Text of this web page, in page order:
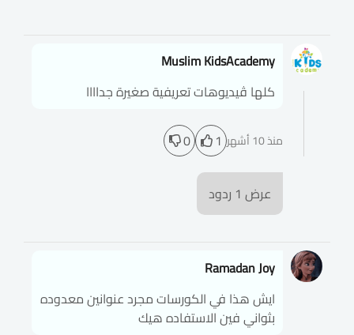
Muslim KidsAcademy
كلها ڤيديوهات تعريفية صغيرة جداااا
منذ 10 أشهر 1
0
عرض 1 ردود
Ramadan Joy
ايش هذا في الكورسات مجرد عنوانين معدوده
بثواني فين الاستفاده هيك